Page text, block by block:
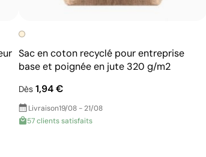
Sac en coton recyclé pour entreprise
base et poignée en jute 320 g/m2
Dès1,94 €
Livraison19/08 - 21/08
57 clients satisfaits